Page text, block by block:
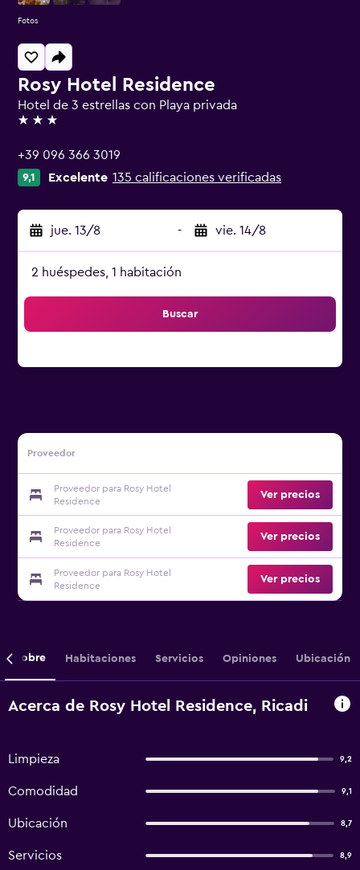
Rosy Hotel Residence
Hotel de 3 estrellas con Playa privada
3 estrellas
+39 096 366 3019
9,1 Excelente 135 calificaciones verificadas
jue. 13/8 - vie. 14/8
2 huéspedes, 1 habitación
Buscar
Proveedor
Proveedor para Rosy Hotel
Residence
Ver precios
Proveedor para Rosy Hotel
Residence
Ver precios
Proveedor para Rosy Hotel
Residence
Ver precios
Fotos
Sobre Habitaciones Servicios Opiniones Ubicación
Acerca de Rosy Hotel Residence, Ricadi
Limpieza 9,2
Comodidad 9,1
Ubicación 8,7
Servicios 8,9